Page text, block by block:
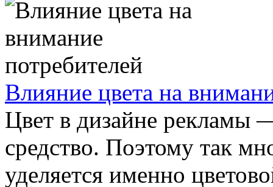
Влияние цвета на
Цвет в дизайне рекламы
средство. Поэтому так
уделяется именно